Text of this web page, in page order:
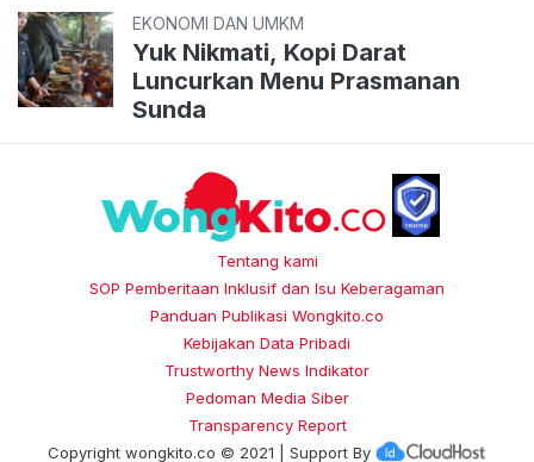
EKONOMI DAN UMKM
Yuk Nikmati, Kopi Darat
Luncurkan Menu Prasmanan
Sunda
Tentang kami
SOP Pemberitaan Inklusif dan Isu Keberagaman
Panduan Publikasi Wongkito.co
Kebijakan Data Pribadi
Trustworthy News Indikator
Pedoman Media Siber
Transparency Report
Copyright wongkito.co © 2021 | Support By